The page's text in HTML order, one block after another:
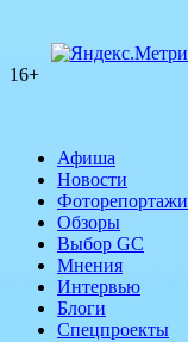
16+
Афиша
Новости
Фоторепортажи
Обзоры
Выбор GC
Мнения
Интервью
Блоги
Спецпроекты